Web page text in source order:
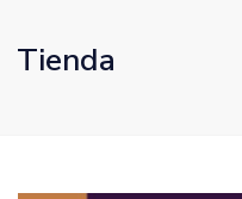
Tienda